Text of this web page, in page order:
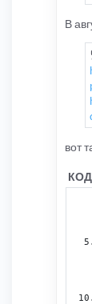
В
вот